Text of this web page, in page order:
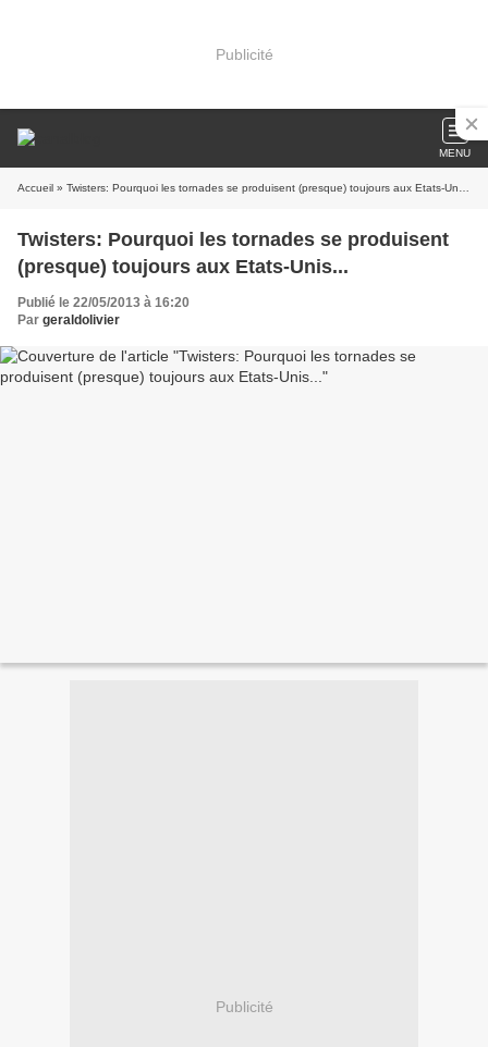
Publicité
MENU
Accueil » Twisters: Pourquoi les tornades se produisent (presque) toujours aux Etats-Unis...
Twisters: Pourquoi les tornades se produisent
(presque) toujours aux Etats-Unis...
Publié le 22/05/2013 à 16:20
Par geraldolivier
Publicité